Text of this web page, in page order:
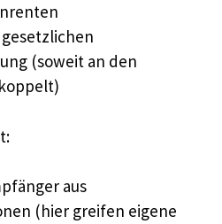
(soweit an den
aus
(hier greifen eigene